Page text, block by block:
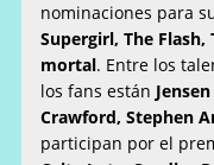
nominaciones para
Supergirl, The
mortal. Entre los
los fans están
Crawford, Stephen
participan por el